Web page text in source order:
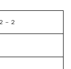
－２